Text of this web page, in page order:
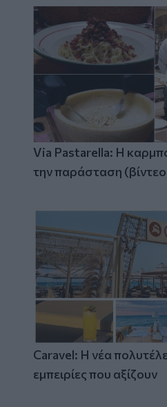
Via Pastarella: Η
την παράσταση
Caravel: Η νέα
εμπειρίες που αξίζουν